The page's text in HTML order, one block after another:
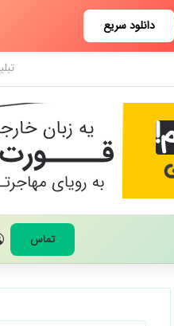
دانلود سریع
تماس